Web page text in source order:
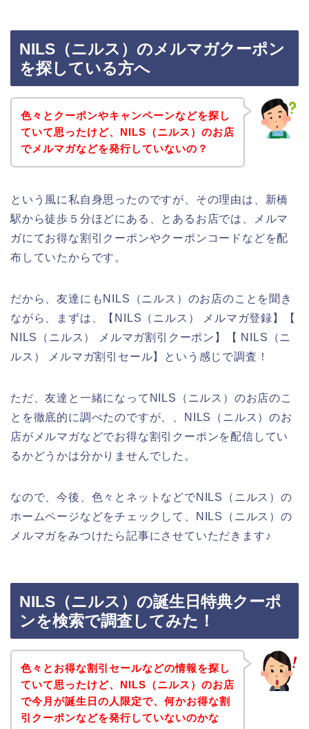
NILS（ニルス）のメルマガクーポン
を探している方へ
色々とクーポンやキャンペーンなどを探し
ていて思ったけど、NILS（ニルス）のお店
でメルマガなどを発行していないの？
という風に私自身思ったのですが、その理由は、新橋
駅から徒歩５分ほどにある、とあるお店では、メルマ
ガにてお得な割引クーポンやクーポンコードなどを配
布していたからです。
だから、友達にもNILS（ニルス）のお店のことを聞き
ながら、まずは、【NILS（ニルス） メルマガ登録】【
NILS（ニルス） メルマガ割引クーポン】【 NILS（ニ
ルス） メルマガ割引セール】という感じで調査！
ただ、友達と一緒になってNILS（ニルス）のお店のこ
とを徹底的に調べたのですが、、NILS（ニルス）のお
店がメルマガなどでお得な割引クーポンを配信してい
るかどうかは分かりませんでした。
なので、今後、色々とネットなどでNILS（ニルス）の
ホームページなどをチェックして、NILS（ニルス）の
メルマガをみつけたら記事にさせていただきます♪
NILS（ニルス）の誕生日特典クーポ
ンを検索で調査してみた！
色々とお得な割引セールなどの情報を探し
ていて思ったけど、NILS（ニルス）のお店
で今月が誕生日の人限定で、何かお得な割
引クーポンなどを発行していないのかな